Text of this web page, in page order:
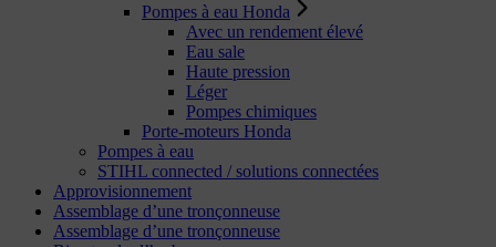
Pompes à eau Honda
Avec un rendement élevé
Eau sale
Haute pression
Léger
Pompes chimiques
Porte-moteurs Honda
Pompes à eau
STIHL connected / solutions connectées
Approvisionnement
Assemblage d’une tronçonneuse
Assemblage d’une tronçonneuse